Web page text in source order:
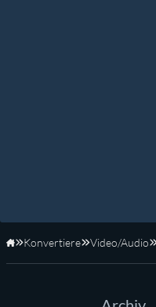
Startseite
Konvertiere Video/Audio